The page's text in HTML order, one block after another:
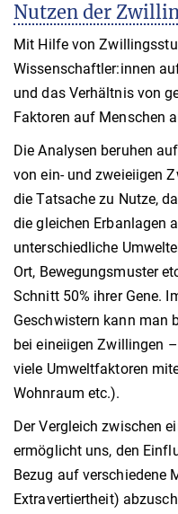
Nutzen der
Mit Hilfe von
Wissenschaftler:innen
und das Verhältnis von
Faktoren auf Menschen
Die Analysen beruhen
von ein- und zweieiigen
die Tatsache zu Nutze,
die gleichen Erbanlagen
unterschiedliche
Ort, Bewegungsmuster
Schnitt 50% ihrer Gene.
Geschwistern kann man
bei eineiigen Zwillingen
viele Umweltfaktoren
Wohnraum etc.).
Der Vergleich zwischen
ermöglicht uns, den
Bezug auf verschiedene
Extravertiertheit)